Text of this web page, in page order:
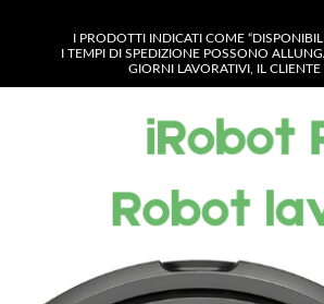
I PRODOTTI INDICATI COME
I TEMPI DI SPEDIZIONE POSSONO
GIORNI LAVORATIVI, IL
SELEZIONA